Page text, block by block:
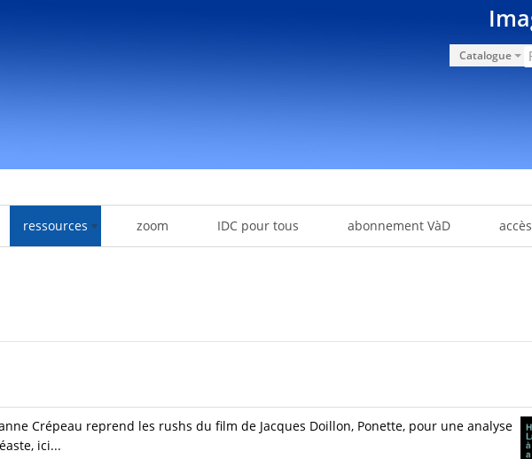
Catalogue
ressources zoom IDC pour tous abonnement VàD
Crépeau reprend les rushs du film de Jacques Doillon, Ponette, pour une analyse
ici...